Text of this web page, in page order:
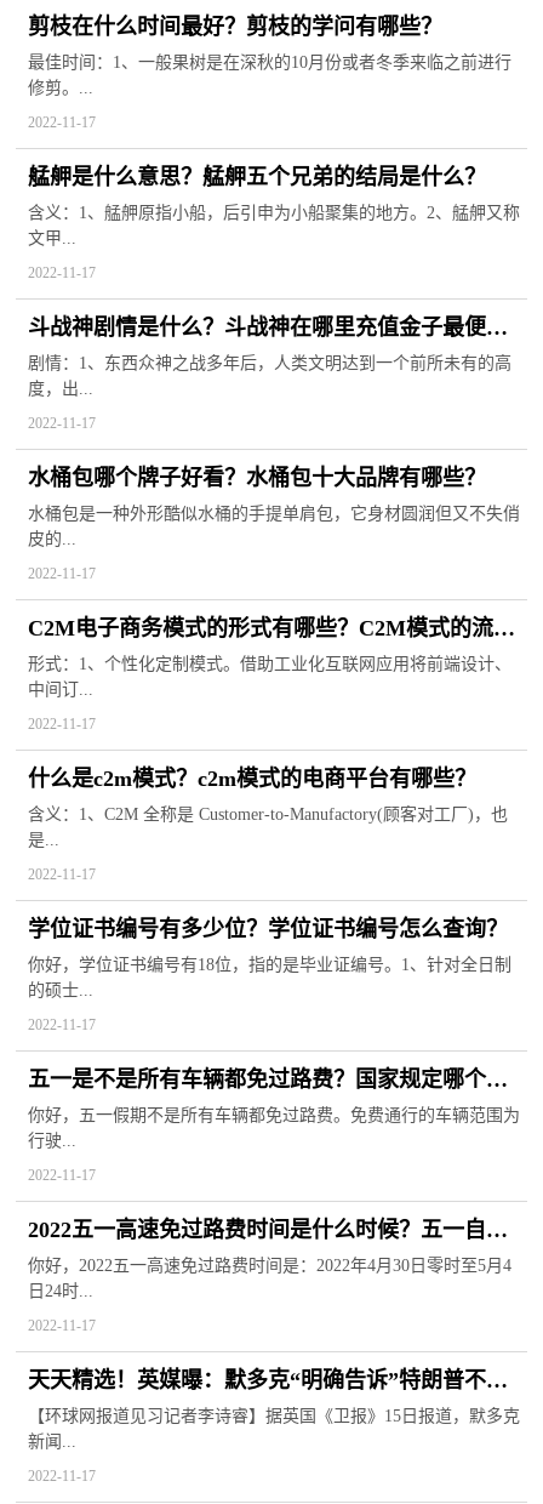
剪枝在什么时间最好？剪枝的学问有哪些？
最佳时间：1、一般果树是在深秋的10月份或者冬季来临之前进行
修剪。...
2022-11-17
艋舺是什么意思？艋舺五个兄弟的结局是什么？
含义：1、艋舺原指小船，后引申为小船聚集的地方。2、艋舺又称
文甲...
2022-11-17
斗战神剧情是什么？斗战神在哪里充值金子最便
宜？
剧情：1、东西众神之战多年后，人类文明达到一个前所未有的高
度，出...
2022-11-17
水桶包哪个牌子好看？水桶包十大品牌有哪些？
水桶包是一种外形酷似水桶的手提单肩包，它身材圆润但又不失俏
皮的...
2022-11-17
C2M电子商务模式的形式有哪些？C2M模式的流程
是什么？
形式：1、个性化定制模式。借助工业化互联网应用将前端设计、
中间订...
2022-11-17
什么是c2m模式？c2m模式的电商平台有哪些？
含义：1、C2M 全称是 Customer-to-Manufactory(顾客对工厂)，也
是...
2022-11-17
学位证书编号有多少位？学位证书编号怎么查询？
你好，学位证书编号有18位，指的是毕业证编号。1、针对全日制
的硕士...
2022-11-17
五一是不是所有车辆都免过路费？国家规定哪个节
日高速免过路费？
你好，五一假期不是所有车辆都免过路费。免费通行的车辆范围为
行驶...
2022-11-17
2022五一高速免过路费时间是什么时候？五一自驾
出现要注意什么？
你好，2022五一高速免过路费时间是：2022年4月30日零时至5月4
日24时...
2022-11-17
天天精选！英媒曝：默多克“明确告诉”特朗普不再
支持他竞选美国总统
【环球网报道见习记者李诗睿】据英国《卫报》15日报道，默多克
新闻...
2022-11-17